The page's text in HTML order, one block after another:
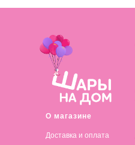
О магазине
Доставка и оплата